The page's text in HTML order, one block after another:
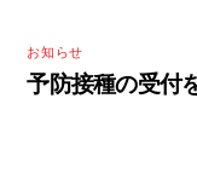
お知らせ
予防接種の受付